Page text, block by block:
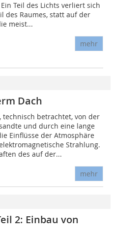
Teil des Lichts verliert sich
des Raumes, statt auf der
meist...
mehr
Dach
technisch betrachtet, von der
und durch eine lange
Einflüsse der Atmosphäre
Strahlung.
des auf der...
mehr
2: Einbau von